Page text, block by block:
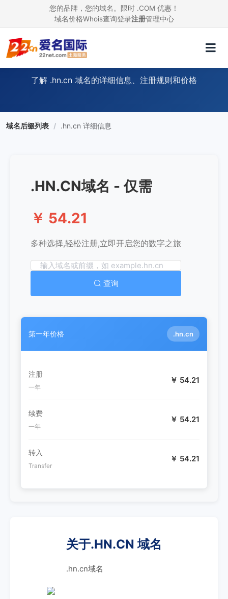
您的品牌，您的域名。限时 .COM 优惠！
域名价格Whois查询登录注册管理中心
.HN.CN 域名信息
了解 .hn.cn 域名的详细信息、注册规则和价格
域名后缀列表 / .hn.cn 详细信息
.HN.CN域名 - 仅需
￥ 54.21
多种选择,轻松注册,立即开启您的数字之旅
查询
第一年价格 .hn.cn
注册
一年
￥ 54.21
续费
一年
￥ 54.21
转入
Transfer
￥ 54.21
关于.HN.CN 域名
.hn.cn域名